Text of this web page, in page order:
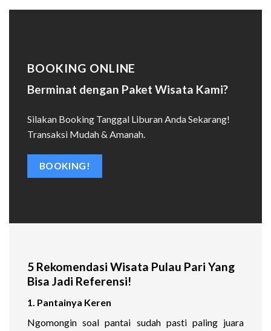
BOOKING ONLINE
Berminat dengan Paket Wisata Kami?
Silakan Booking Tanggal Liburan Anda Sekarang!
Transaksi Mudah & Amanah.
BOOKING!
5 Rekomendasi Wisata Pulau Pari Yang
Bisa Jadi Referensi!
1. Pantainya Keren
Ngomongin soal pantai sudah pasti paling juara